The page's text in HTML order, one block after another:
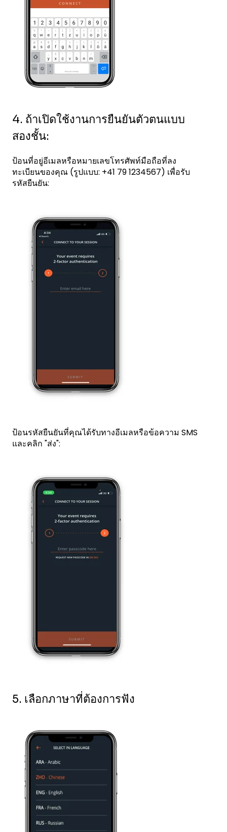
4. ถ้าเปิดใช้งานการยืนยันตัวตนแบบ
สองชั้น:
ป้อนที่อยู่อีเมลหรือหมายเลขโทรศัพท์มือถือที่ลง
ทะเบียนของคุณ (รูปแบบ: +41 79 1234567) เพื่อรับ
รหัสยืนยัน:
ป้อนรหัสยืนยันที่คุณได้รับทางอีเมลหรือข้อความ SMS
และคลิก "ส่ง":
5. เลือกภาษาที่ต้องการฟัง